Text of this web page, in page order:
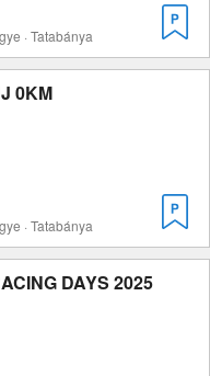
· Tatabánya
0KM
· Tatabánya
DAYS 2025